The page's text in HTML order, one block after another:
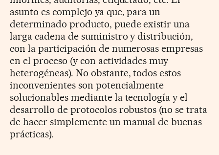
asunto es complejo ya que, para un
determinado producto, puede existir una
larga cadena de suministro y distribución,
con la participación de numerosas empresas
en el proceso (y con actividades muy
heterogéneas). No obstante, todos estos
inconvenientes son potencialmente
solucionables mediante la tecnología y el
desarrollo de protocolos robustos (no se trata
de hacer simplemente un manual de buenas
prácticas).